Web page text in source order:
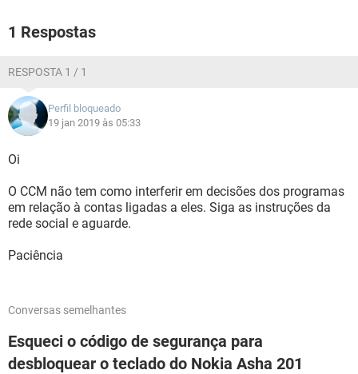
1 Respostas
RESPOSTA 1 / 1
Perfil bloqueado
19 jan 2019 às 05:33
Oi
O CCM não tem como interferir em decisões dos programas
em relação à contas ligadas a eles. Siga as instruções da
rede social e aguarde.
Paciência
Conversas semelhantes
Esqueci o código de segurança para
desbloquear o teclado do Nokia Asha 201